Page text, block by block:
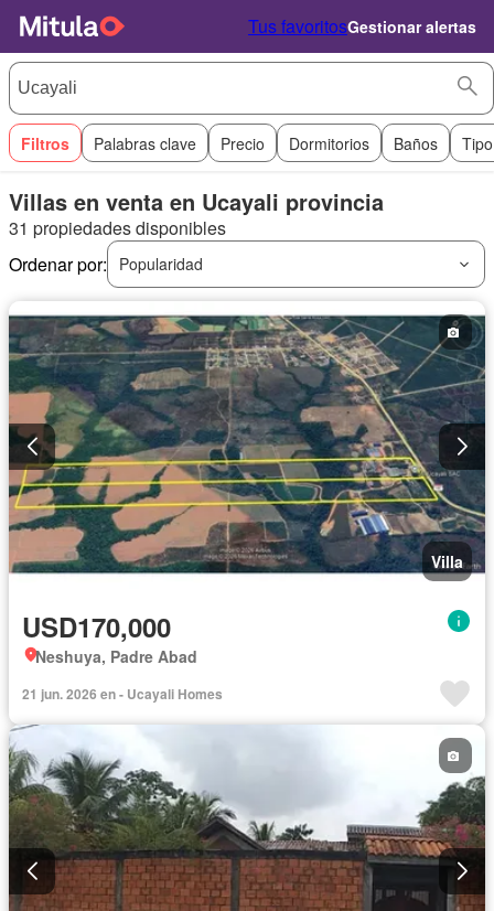
Tus favoritosGestionar alertas
Filtros Palabras clave Precio Dormitorios Baños
Villas en venta en Ucayali provincia
31 propiedades disponibles
Ordenar por:
Popularidad
Villa
USD170,000
Neshuya, Padre Abad
21 jun. 2026 en - Ucayali Homes